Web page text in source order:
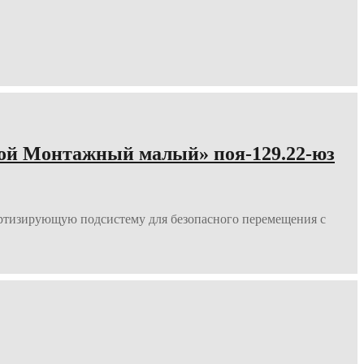
Монтажный малый» поя-129.22-юз
подсистему для безопасного перемещения с